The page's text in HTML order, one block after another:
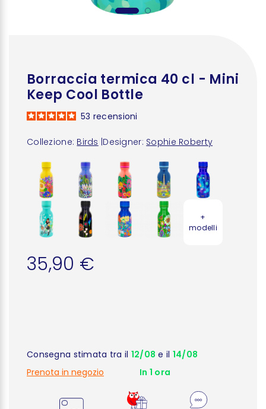
Borraccia termica 40 cl - Mini
Keep Cool Bottle
Collezione: Birds Designer: Sophie Roberty
53 recensioni
+
modelli
35,90 €
Consegna stimata tra il 12/08 e il 14/08
Prenota in negozio
In 1 ora